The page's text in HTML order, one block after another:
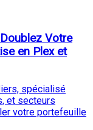
Votre
en Plex et
spécialisé
et secteurs
votre portefeuille